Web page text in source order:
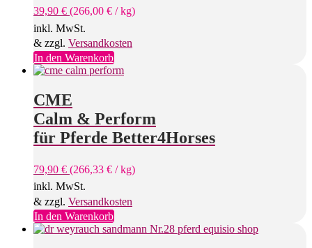
auf
gewählt
39,90 € (266,00 € /kg)
inkl. MwSt.
& zzgl. Versandkosten
In den Warenkorb
CME
Calm & Perform
für Pferde Better4Horses
79,90 € (266,33 € /kg)
inkl. MwSt.
& zzgl. Versandkosten
In den Warenkorb